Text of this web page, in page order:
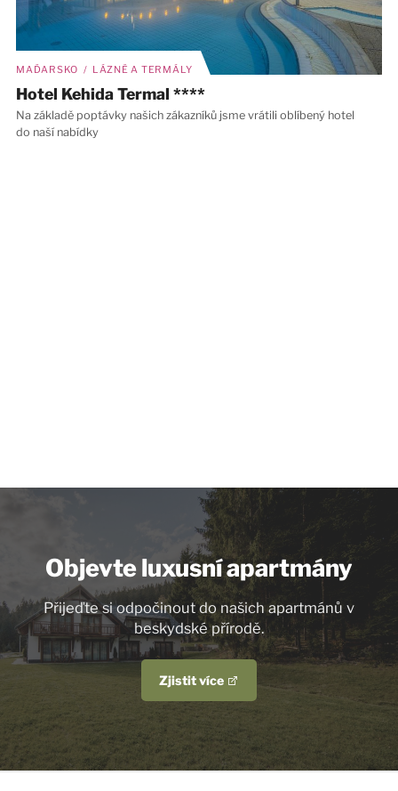
MAĎARSKO / LÁZNĚ A TERMÁLY
Hotel Kehida Termal ****
Na základě poptávky našich zákazníků jsme vrátili oblíbený hotel
do naší nabídky
Objevte luxusní apartmány
Přijeďte si odpočinout do našich apartmánů v
beskydské přírodě.
Zjistit více